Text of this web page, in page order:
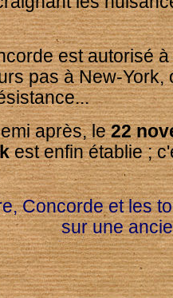
est autorisé
pas à New-York,
après, le22
est enfin établie ;
Concorde et les
sur une